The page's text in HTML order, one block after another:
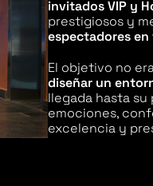
invitados VIP y
prestigiosos y
espectadores
El objetivo no
diseñar un
llegada hasta
emociones,
excelencia y